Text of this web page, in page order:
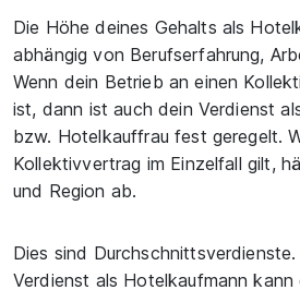
Die Höhe deines Gehalts als
abhängig von Berufserfahrung,
Wenn dein Betrieb an einen
ist, dann ist auch dein Verdienst
bzw. Hotelkauffrau fest geregelt.
Kollektivvertrag im Einzelfall gilt,
und Region ab.
Dies sind
Verdienst als Hotelkaufmann